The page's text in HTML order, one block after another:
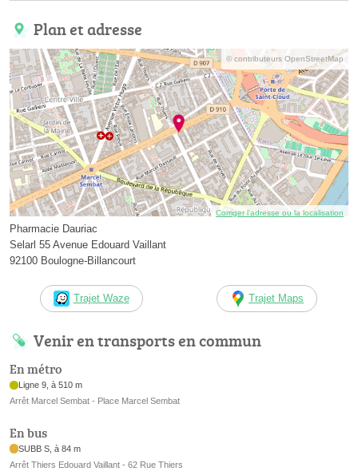
Plan et adresse
© contributeurs OpenStreetMap
Corriger l’adresse ou la localisation
Pharmacie Dauriac
Selarl 55 Avenue Edouard Vaillant
92100 Boulogne-Billancourt
Trajet Waze Trajet Maps
Venir en transports en commun
En métro
Ligne 9, à 510 m
Arrêt Marcel Sembat - Place Marcel Sembat
En bus
SUBB S, à 84 m
Arrêt Thiers Edouard Vaillant - 62 Rue Thiers